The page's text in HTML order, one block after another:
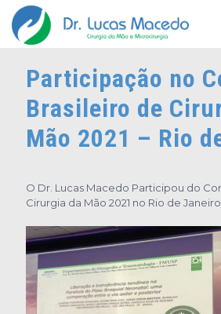
Participação no
Brasileiro de
Mão 2021 – Rio
O Dr. Lucas Macedo Participou do
Cirurgia da Mão 2021 no Rio de Janeiro